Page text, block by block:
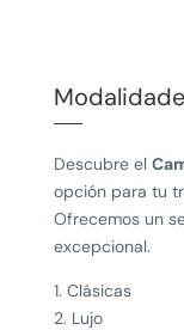
Descubre el
opción para tu
Ofrecemos un
excepcional.
1. Clásicas
2. Lujo